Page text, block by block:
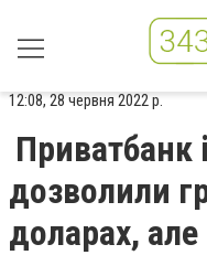
12:08, 28 червня 2022 р.
Приватбанк
дозволили
доларах, але